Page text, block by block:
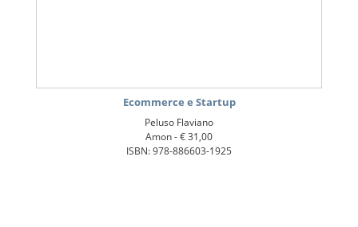
Ecommerce e Startup
Peluso Flaviano
Amon -€ 31,00
ISBN: 978-886603-1925